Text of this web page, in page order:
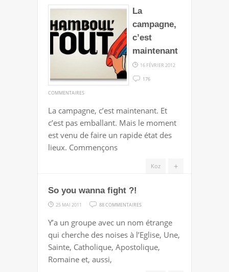
VOICI
4
CANDIDATS
SUR
LE
GRILL
La
campagne,
c’est
maintenant
16 FÉVRIER 2012
176
COMMENTAIRES
CAMPAGNE,
C’EST
MAINTENANT
La campagne, c’est maintenant. Et
c’est pas emballant. Mais le moment
est venu de faire un rapide état des
lieux. Commençons
+
Koz
So you wanna fight ?!
25 MAI 2011 88 COMMENTAIRES
YOU
WANNA
FIGHT
Y’a un groupe avec un nom étrange
qui cherche des noises à l’Eglise, Une,
Sainte, Catholique, Apostolique,
Romaine et, aussi,